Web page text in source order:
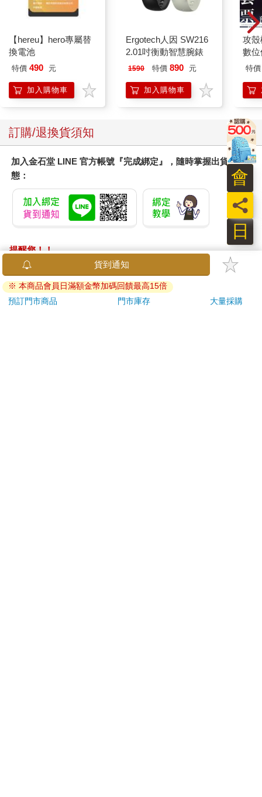
【hereu】hero專屬替
換電池
特價 490 元
加入購物車
Ergotech人因 SW216
2.01吋衡動智慧腕錶
1590 特價 890 元
加入購物車
攻殼
數
特價
訂購/退換貨須知
加入金石堂 LINE 官方帳號『完成綁定』，隨時掌握出貨動
態：
提醒您！！
金石堂及銀行均不會請您操作ATM! 如接獲電話要求您前往
ATM提款機，請不要聽從指示，以免受騙上當！
退換貨須知：
貨到通知
※ 本商品會員日滿額金幣加碼回饋最高15倍
預訂門市商品
門市庫存 大量採購
日
員
會